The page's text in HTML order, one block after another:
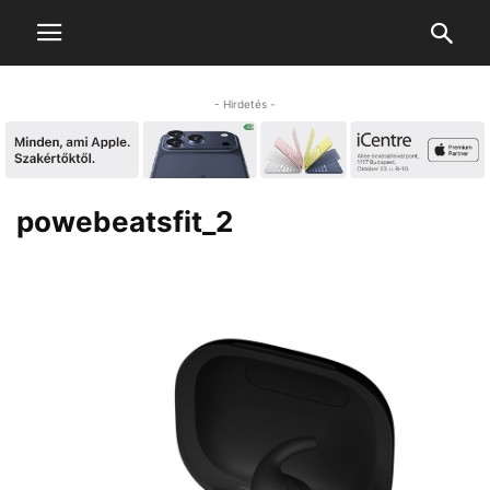
- Hirdetés -
powebeatsfit_2